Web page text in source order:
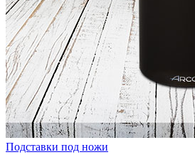
Подставки под ножи